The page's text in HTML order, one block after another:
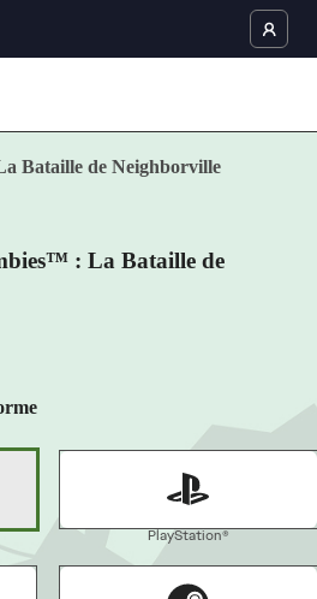
Bataille de Neighborville
: La Bataille de
PlayStation®
de page
des données personnelles